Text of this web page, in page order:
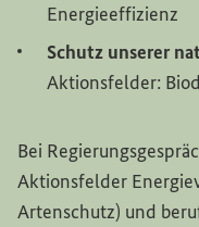
Energieeffizienz
Schutz unserer
Aktionsfelder:
Bei
Aktionsfelder
Artenschutz) und